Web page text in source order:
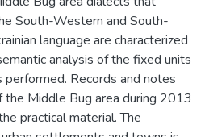
South-Western and South-
language are characterized
analysis of the fixed units
Records and notes
Middle Bug area during 2013
practical material. The